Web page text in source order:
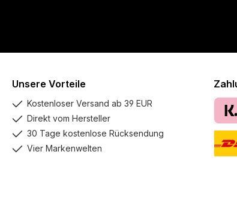
Unsere Vorteile
Kostenloser Versand ab 39 EUR
Direkt vom Hersteller
30 Tage kostenlose Rücksendung
Vier Markenwelten
Klarna